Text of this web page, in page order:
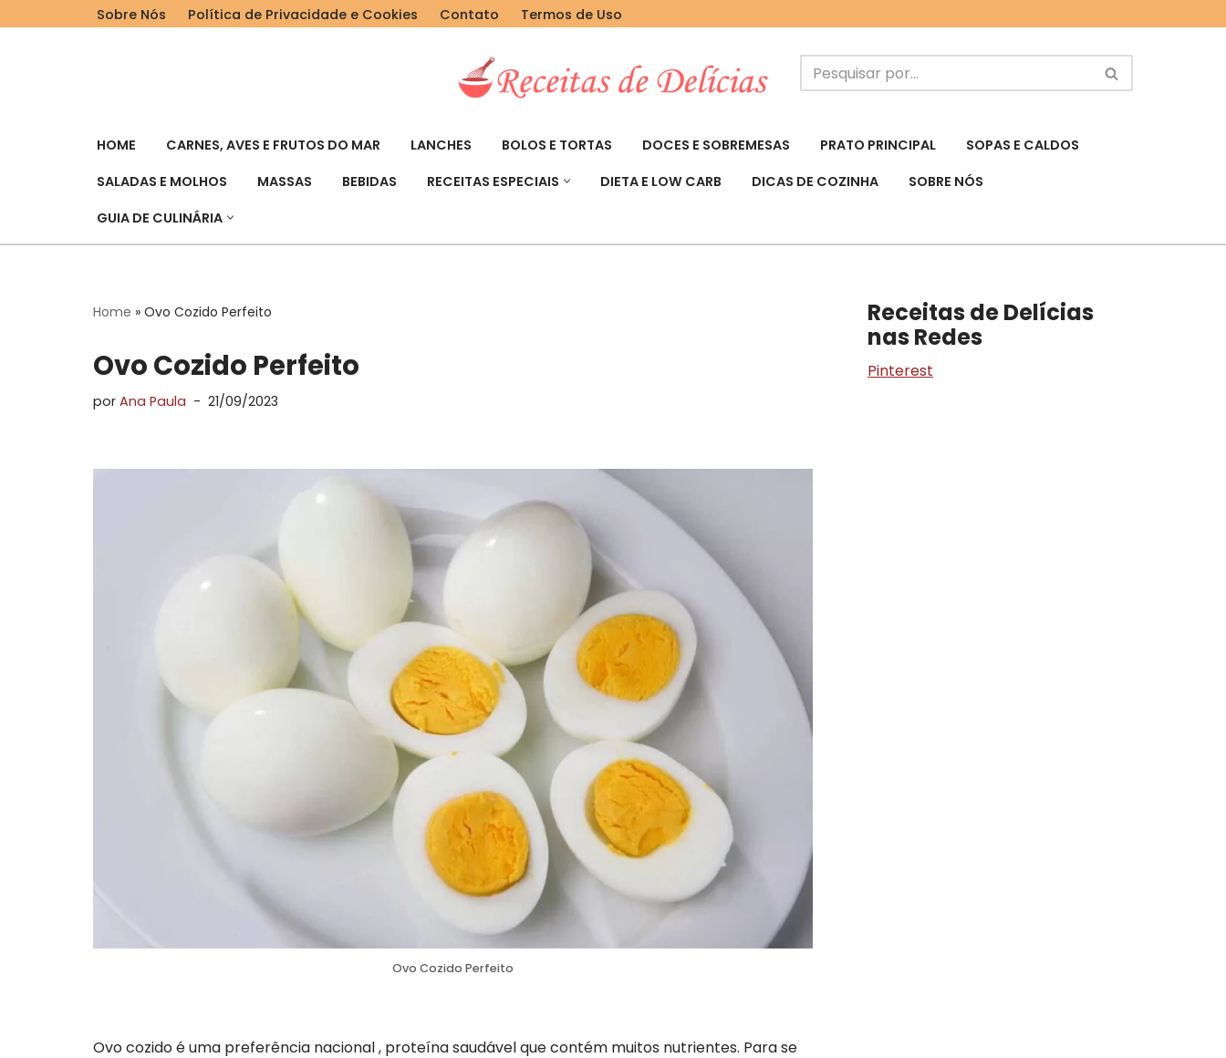
Sobre Nós Política de Privacidade e Cookies Contato Termos de Uso
HOME CARNES, AVES E FRUTOS DO MAR LANCHES BOLOS E TORTAS DOCES E SOBREMESAS PRATO PRINCIPAL
SOPAS E CALDOS
SALADAS E MOLHOS
MASSAS BEBIDAS RECEITAS ESPECIAIS DIETA E LOW CARB DICAS DE COZINHA
SOBRE NÓS
GUIA DE CULINÁRIA
Home » Ovo Cozido Perfeito
Ovo Cozido Perfeito
por Ana Paula 21/09/2023
Ovo Cozido Perfeito
Ovo cozido é uma preferência nacional , proteína saudável que contém muitos nutrientes. Para se
Receitas de Delícias
nas Redes
Pinterest